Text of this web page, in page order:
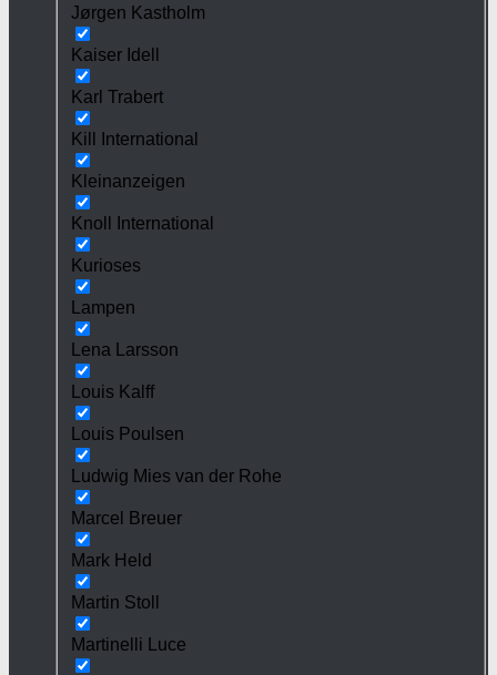
Jørgen Kastholm
Kaiser Idell
Karl Trabert
Kill International
Kleinanzeigen
Knoll International
Kurioses
Lampen
Lena Larsson
Louis Kalff
Louis Poulsen
Ludwig Mies van der Rohe
Marcel Breuer
Mark Held
Martin Stoll
Martinelli Luce